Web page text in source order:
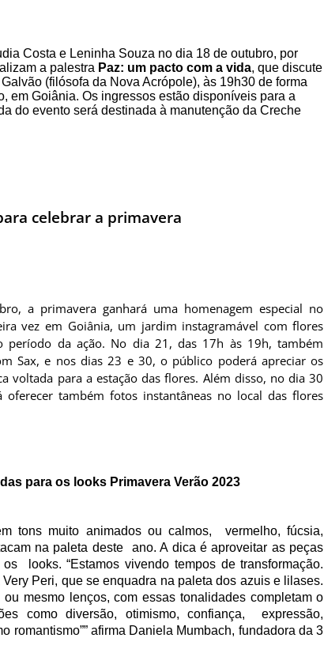
Costa e Leninha Souza no dia 18 de outubro, por
a palestra Paz: um pacto com a vida, que discute
(filósofa da Nova Acrópole), às 19h30 de forma
em Goiânia. Os ingressos estão disponíveis para a
do evento será destinada à manutenção da Creche
celebrar a primavera
a primavera ganhará uma homenagem especial no
vez em Goiânia, um jardim instagramável com flores
período da ação. No dia 21, das 17h às 19h, também
Sax, e nos dias 23 e 30, o público poderá apreciar os
voltada para a estação das flores. Além disso, no dia 30
também fotos instantâneas no local das flores
para os looks Primavera Verão 2023
tons muito animados ou calmos,  vermelho, fúcsia,
na paleta deste  ano. A dica é aproveitar as peças
os  looks. “Estamos vivendo tempos de transformação.
Peri, que se enquadra na paleta dos azuis e lilases.
mesmo lenços, com essas tonalidades completam o
como diversão, otimismo, confiança,  expressão,
romantismo”” afirma Daniela Mumbach, fundadora da 3